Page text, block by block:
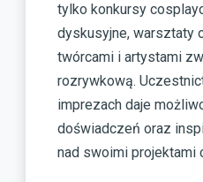
tylko konkursy
dyskusyjne, warsztaty
twórcami i artystami
rozrywkową.
imprezach daje
doświadczeń oraz
nad swoimi projektami